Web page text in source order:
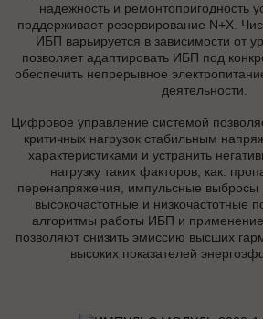
надежность и ремонтопригодность
поддерживает резервирование N+X.
ИБП варьируется в зависимости от
позволяет адаптировать ИБП под
обеспечить непрерывное
деятельности.
Цифровое управление системой
критичных нагрузок стабильным
характеристиками и устранить
нагрузку таких факторов, как:
перенапряжения, импульсные выбросы
высокочастотные и низкочастотные
алгоритмы работы ИБП и
позволяют снизить эмиссию высших
высоких показателей